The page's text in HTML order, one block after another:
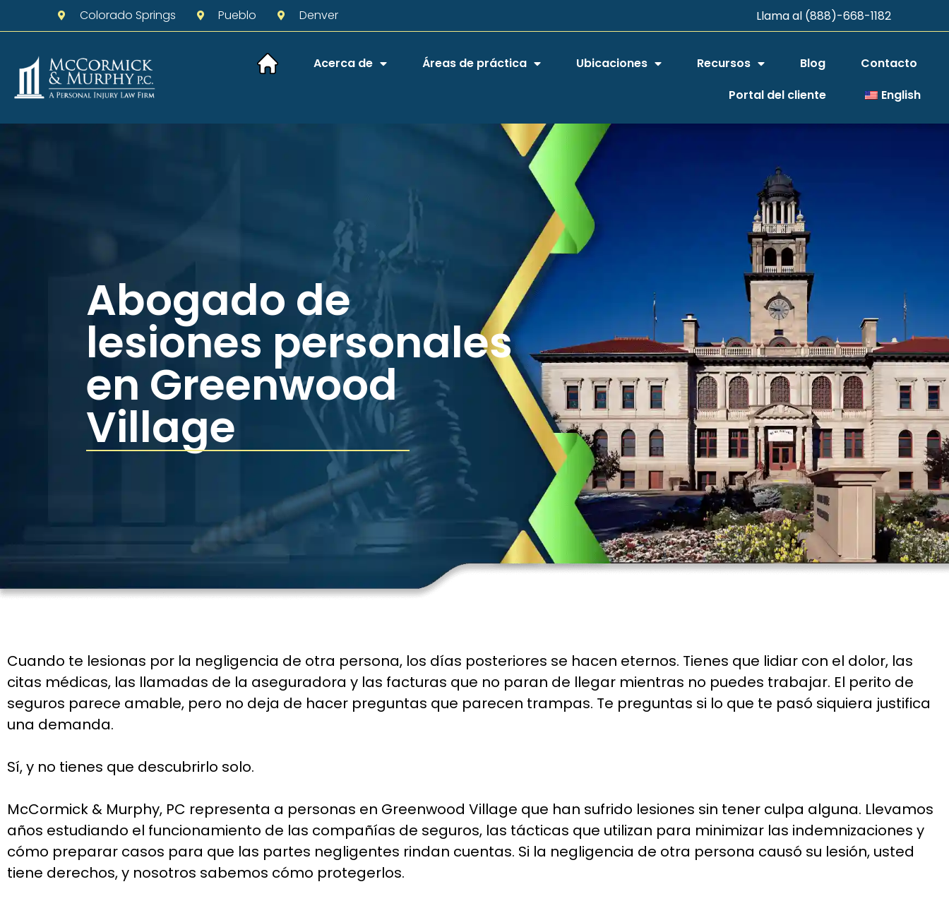
Colorado Springs Pueblo Denver Llama al (888)-668-1182
Acerca de Áreas de práctica Ubicaciones Recursos Blog
Contacto
Portal del cliente
English
Abogado de
lesiones personales
en Greenwood
Village
Cuando te lesionas por la negligencia de otra persona, los días posteriores se hacen eternos. Tienes que lidiar con el dolor, las
citas médicas, las llamadas de la aseguradora y las facturas que no paran de llegar mientras no puedes trabajar. El perito de
seguros parece amable, pero no deja de hacer preguntas que parecen trampas. Te preguntas si lo que te pasó siquiera justifica
una demanda.
Sí, y no tienes que descubrirlo solo.
McCormick & Murphy, PC representa a personas en Greenwood Village que han sufrido lesiones sin tener culpa alguna. Llevamos
años estudiando el funcionamiento de las compañías de seguros, las tácticas que utilizan para minimizar las indemnizaciones y
cómo preparar casos para que las partes negligentes rindan cuentas. Si la negligencia de otra persona causó su lesión, usted
tiene derechos, y nosotros sabemos cómo protegerlos.